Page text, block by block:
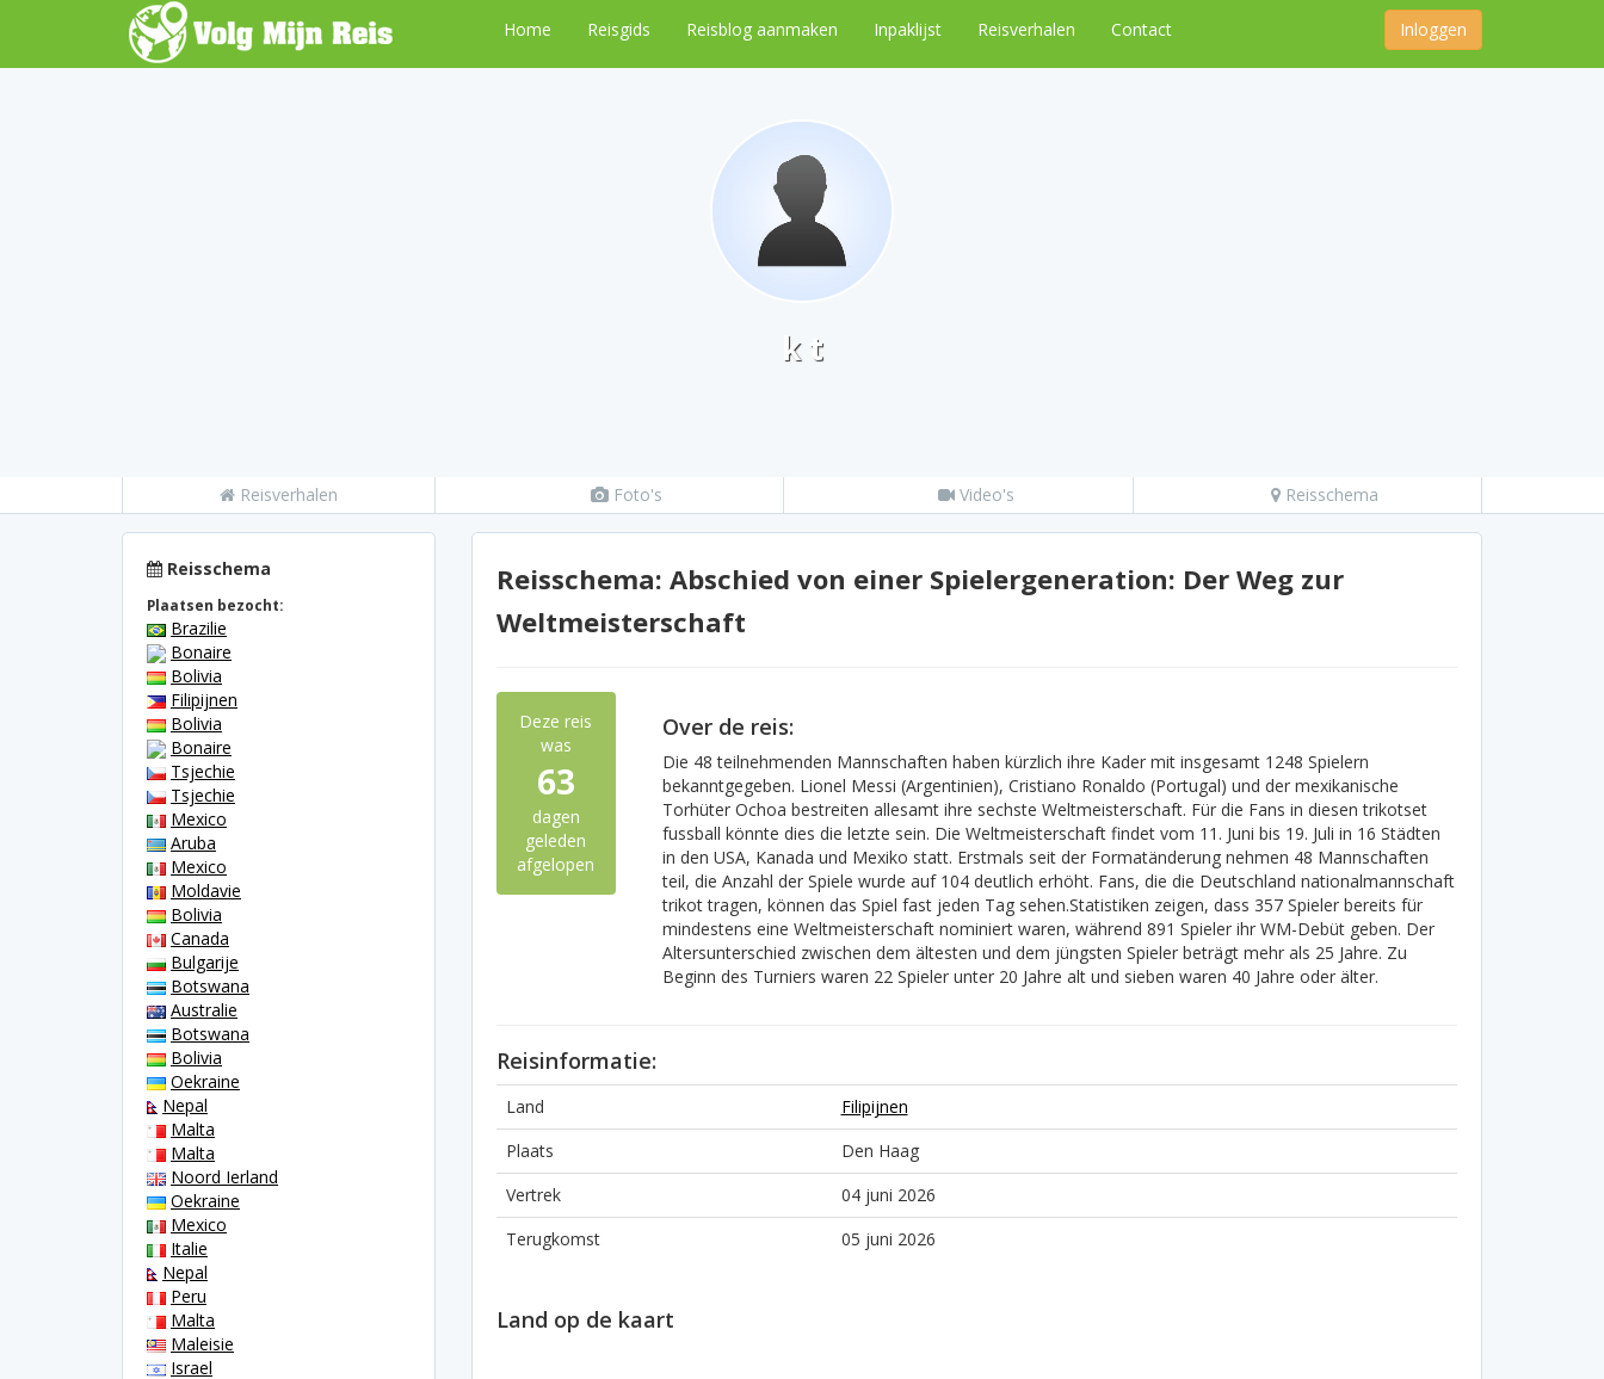
Home Reisgids Reisblog aanmaken Inpaklijst Reisverhalen Contact Inloggen
k t
Reisverhalen Foto's Video's Reisschema
Reisschema
Plaatsen bezocht:
Brazilie
Bonaire
Bolivia
Filipijnen
Bolivia
Bonaire
Tsjechie
Tsjechie
Mexico
Aruba
Mexico
Moldavie
Bolivia
Canada
Bulgarije
Botswana
Australie
Botswana
Bolivia
Oekraine
Nepal
Malta
Malta
Noord Ierland
Oekraine
Mexico
Italie
Nepal
Peru
Malta
Maleisie
Israel
Reisschema: Abschied von einer Spielergeneration: Der Weg zur
Weltmeisterschaft
Deze reis
was
63
dagen
geleden
afgelopen
Over de reis:
Die 48 teilnehmenden Mannschaften haben kürzlich ihre Kader mit insgesamt 1248 Spielern
bekanntgegeben. Lionel Messi (Argentinien), Cristiano Ronaldo (Portugal) und der mexikanische
Torhüter Ochoa bestreiten allesamt ihre sechste Weltmeisterschaft. Für die Fans in diesen trikotset
fussball könnte dies die letzte sein. Die Weltmeisterschaft findet vom 11. Juni bis 19. Juli in 16 Städten
in den USA, Kanada und Mexiko statt. Erstmals seit der Formatänderung nehmen 48 Mannschaften
teil, die Anzahl der Spiele wurde auf 104 deutlich erhöht. Fans, die die Deutschland nationalmannschaft
trikot tragen, können das Spiel fast jeden Tag sehen.Statistiken zeigen, dass 357 Spieler bereits für
mindestens eine Weltmeisterschaft nominiert waren, während 891 Spieler ihr WM-Debüt geben. Der
Altersunterschied zwischen dem ältesten und dem jüngsten Spieler beträgt mehr als 25 Jahre. Zu
Beginn des Turniers waren 22 Spieler unter 20 Jahre alt und sieben waren 40 Jahre oder älter.
Reisinformatie:
Land
Filipijnen
Plaats
Den Haag
Vertrek
04 juni 2026
Terugkomst
05 juni 2026
Land op de kaart